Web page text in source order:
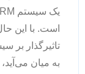
است. با این
به میان